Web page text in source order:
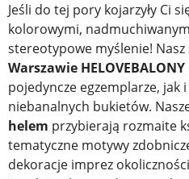
Jeśli do tej pory kojarzyły Ci
kolorowymi,
stereotypowe myślenie! Nasz
Warszawie HELOVEBALONY
pojedyncze egzemplarze, jak
niebanalnych bukietów.
helem przybierają rozmaite
tematyczne motywy
dekoracje imprez